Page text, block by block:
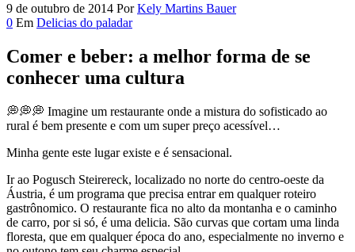
9 de outubro de 2014 Por Kely Martins Bauer
0 Em Delicias do paladar
Comer e beber: a melhor forma de se
conhecer uma cultura
💭💭💭 Imagine um restaurante onde a mistura do sofisticado ao
rural é bem presente e com um super preço acessível…
Minha gente este lugar existe e é sensacional.
Ir ao Pogusch Steirereck, localizado no norte do centro-oeste da
Áustria, é um programa que precisa entrar em qualquer roteiro
gastrônomico. O restaurante fica no alto da montanha e o caminho
de carro, por si só, é uma delicia. São curvas que cortam uma linda
floresta, que em qualquer época do ano, especialmente no inverno e